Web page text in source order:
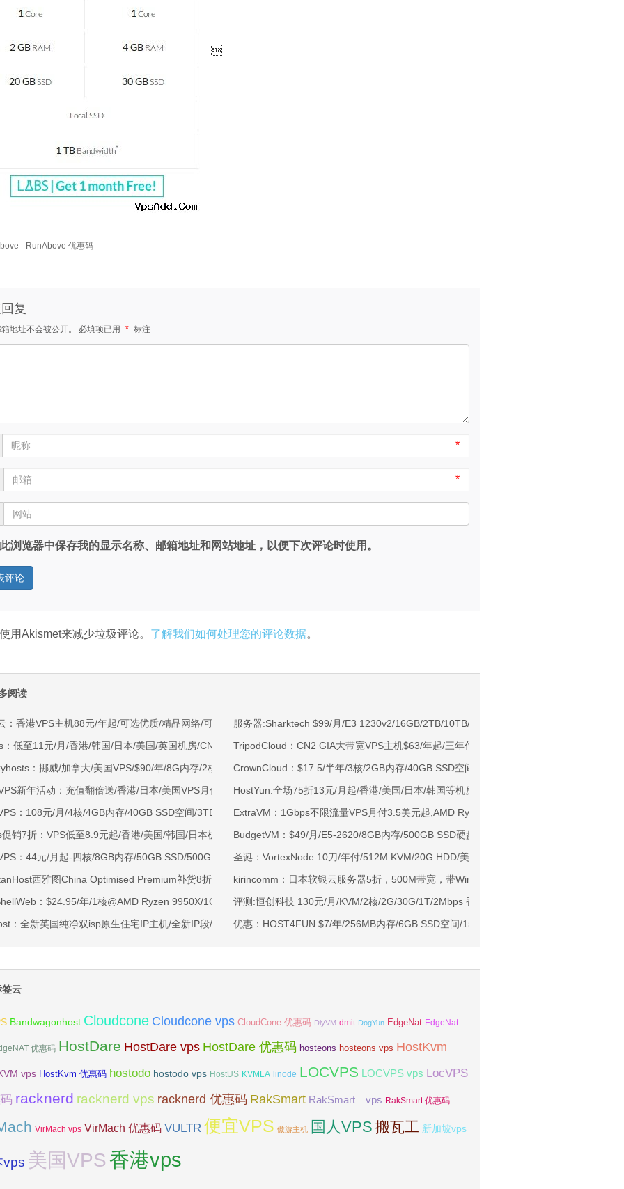

RunAbove 优惠码
复
地址不会被公开。 必填项已用 * 标注
*
*
浏览器中保存我的显示名称、邮箱地址和网站地址，以便下次评论时使用。
用Akismet来减少垃圾评论。 了解我们如何处理您的评论数据。
阅读
：香港VPS主机88元/年起/可选优质/精品网络/可选100M不限流量/免费CNIX/支持主流AI访问
：低至11元/月/香港/韩国/日本/美国/英国机房/CN2/CUII/CMIN2/AS4837高速线路
：挪威/加拿大/美国VPS/$90/年/8G内存/2核/80gNVMe/4T流量
新年活动：充值翻倍送/香港/日本/美国VPS月付9.5折年付8折起/新用户下单送30元
：108元/月/4核/4GB内存/40GB SSD空间/3TB流量/750Mbps-1Gbps端口/KVM/深港IX/双端独立IP/香港原生IP
销7折：VPS低至8.9元起/香港/美国/韩国/日本机房/可选CN2 GIA/AS9929/CMIN2/软银等线路
：44元/月起-四核/8GB内存/50GB SSD/500GB@40Mbps/香港标准区/国内优化网络
西雅图China Optimised Premium补货8折$19.2/月起-四核AMD Ryzen7950x/4GB/100GB NVMe/5TB@10Gbps/免费DDoS防御
：$24.95/年/1核@AMD Ryzen 9950X/1GB内存/20GB NVMe空间/6TB流量/10Gbps端口/KVM/洛杉矶
：全新英国纯净双isp原生住宅IP主机/全新IP段/全新宿主机/9折月付61元起
服务器:Sharktech $99/月/E3 1230v2/16GB/2TB/10TB/5IP 荷兰
TripodCloud：CN2 GIA大带宽VPS主机$63/年起/三年付配置翻倍/可选大硬盘
CrownCloud：$17.5/半年/3核/2GB内存/40GB SSD空间/2TB流量/1Gbps端口/KVM/洛杉
HostYun:全场75折13元/月起/香港/美国/日本/韩国等机房
ExtraVM：1Gbps不限流量VPS月付3.5美元起,AMD Ryzen系列,多机房可选
BudgetVM：$49/月/E5-2620/8GB内存/500GB SSD硬盘/10TB流量/洛杉矶CN
圣诞：VortexNode 10刀/年付/512M KVM/20G HDD/美国 新泽西 亚特兰大
kirincomm：日本软银云服务器5折，500M带宽，带Windows，44元起
评测:恒创科技 130元/月/KVM/2核/2G/30G/1T/2Mbps 香港
优惠：HOST4FUN $7/年/256MB内存/6GB SSD空间/150GB流量/OVZ/凤凰城
云
Bandwagonhost Cloudcone Cloudcone vps CloudCone 优惠码 DiyVM dmit DogYun EdgeNat EdgeNat
优惠码 HostDare HostDare vps HostDare 优惠码 hosteons hosteons vps HostKvm
vps HostKvm 优惠码 hostodo hostodo vps HostUS KVMLA linode LOCVPS LOCVPS vps LocVPS
racknerd racknerd vps racknerd 优惠码 RakSmart RakSmart vps RakSmart 优惠码
VirMach vps VirMach 优惠码 VULTR 便宜VPS 傲游主机 国人VPS 搬瓦工 新加坡vps
vps 美国VPS 香港vps